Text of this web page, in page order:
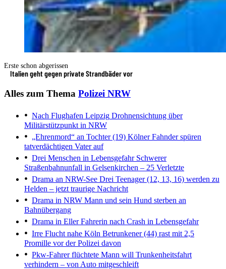
Erste schon abgerissen
Italien geht gegen private Strandbäder vor
Alles zum Thema Polizei NRW
Nach Flughafen Leipzig Drohnensichtung über
Militärstützpunkt in NRW
„Ehrenmord“ an Tochter (19) Kölner Fahnder spüren
tatverdächtigen Vater auf
Drei Menschen in LebensgefahrSchwerer
Straßenbahnunfall in Gelsenkirchen – 25 Verletzte
Drama an NRW-See Drei Teenager (12, 13, 16) werden zu
Helden – jetzt traurige Nachricht
Drama in NRW Mann und sein Hund sterben an
Bahnübergang
Drama in EllerFahrerin nach Crash in Lebensgefahr
Irre Flucht nahe Köln Betrunkener (44) rast mit 2,5
Promille vor der Polizei davon
Pkw-Fahrer flüchtete Mann will Trunkenheitsfahrt
verhindern – von Auto mitgeschleift